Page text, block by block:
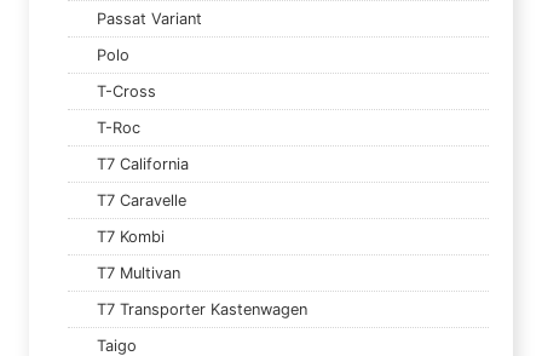
Passat Variant
Polo
T-Cross
T-Roc
T7 California
T7 Caravelle
T7 Kombi
T7 Multivan
T7 Transporter Kastenwagen
Taigo